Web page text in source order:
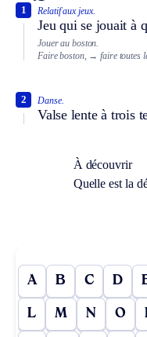
Relatif aux jeux.
Jeu qui se jouait à
1
Jouer au boston.
Faire boston, → faire toutes
Danse.
Valse lente à trois
2
À découvrir
Quelle est la
A B C D
L M N O